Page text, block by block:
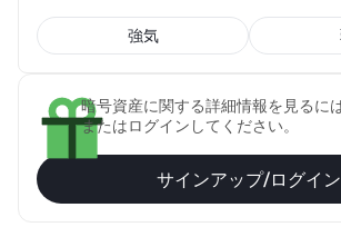
強気
暗号資産に関する詳細情報を見るに
またはログインしてください。
サインアップ/ログイン